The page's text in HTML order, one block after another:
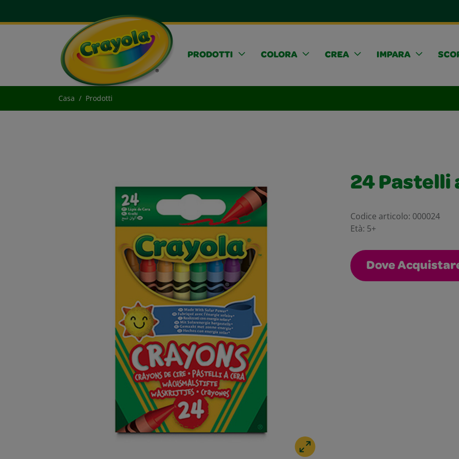
PRODOTTI COLORA CREA IMPARA
Casa Prodotti
24 Pastelli
Codice articolo: 000024
Età: 5+
Dove